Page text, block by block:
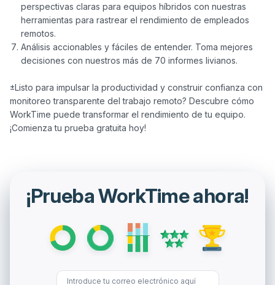
perspectivas claras para equipos híbridos con nuestras
herramientas para rastrear el rendimiento de empleados
remotos.
Análisis accionables y fáciles de entender. Toma mejores
decisiones con nuestros más de 70 informes livianos.
±Listo para impulsar la productividad y construir confianza con
monitoreo transparente del trabajo remoto? Descubre cómo
WorkTime puede transformar el rendimiento de tu equipo.
¡Prueba WorkTime ahora!